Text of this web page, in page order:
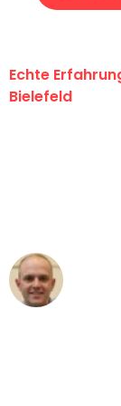
Echte
Bielefeld